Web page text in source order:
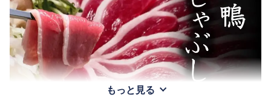
もっと見る